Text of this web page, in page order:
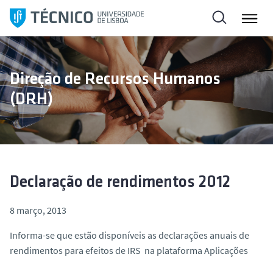
l
t
a
r
p
a
a
Direção de Recursos Humanos
(DRH)
Declaração de rendimentos 2012
8 março, 2013
Informa-se que estão disponíveis as declarações anuais de
rendimentos para efeitos de IRS na plataforma Aplicações